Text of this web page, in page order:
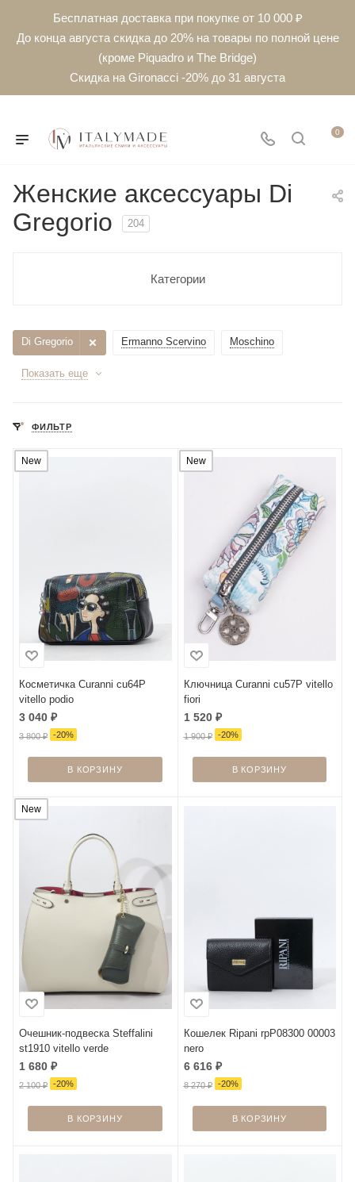
Бесплатная доставка при покупке от 10 000 ₽
До конца августа скидка до 20% на товары по полной цене
(кроме Piquadro и The Bridge)
Скидка на Gironacci -20% до 31 августа
0
Женские аксессуары Di
Gregorio
204
Категории
Di Gregorio Ermanno Scervino Moschino
Показать еще
ФИЛЬТР
New
Косметичка Curanni cu64P
vitello podio
3 040 ₽
3 800₽ -20%
В КОРЗИНУ
New
Ключница Curanni cu57P vitello
fiori
1 520₽
1 900₽ -20%
В КОРЗИНУ
New
Очешник-подвеска Steffalini
st1910 vitello verde
1 680 ₽
2 100₽ -20%
В КОРЗИНУ
Кошелек Ripani rpP08300 00003
nero
6 616₽
8 270₽ -20%
В КОРЗИНУ